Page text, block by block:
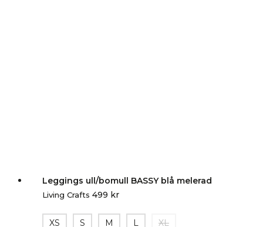
Leggings ull/bomull BASSY blå melerad
Living Crafts 499 kr
XS S M L XL